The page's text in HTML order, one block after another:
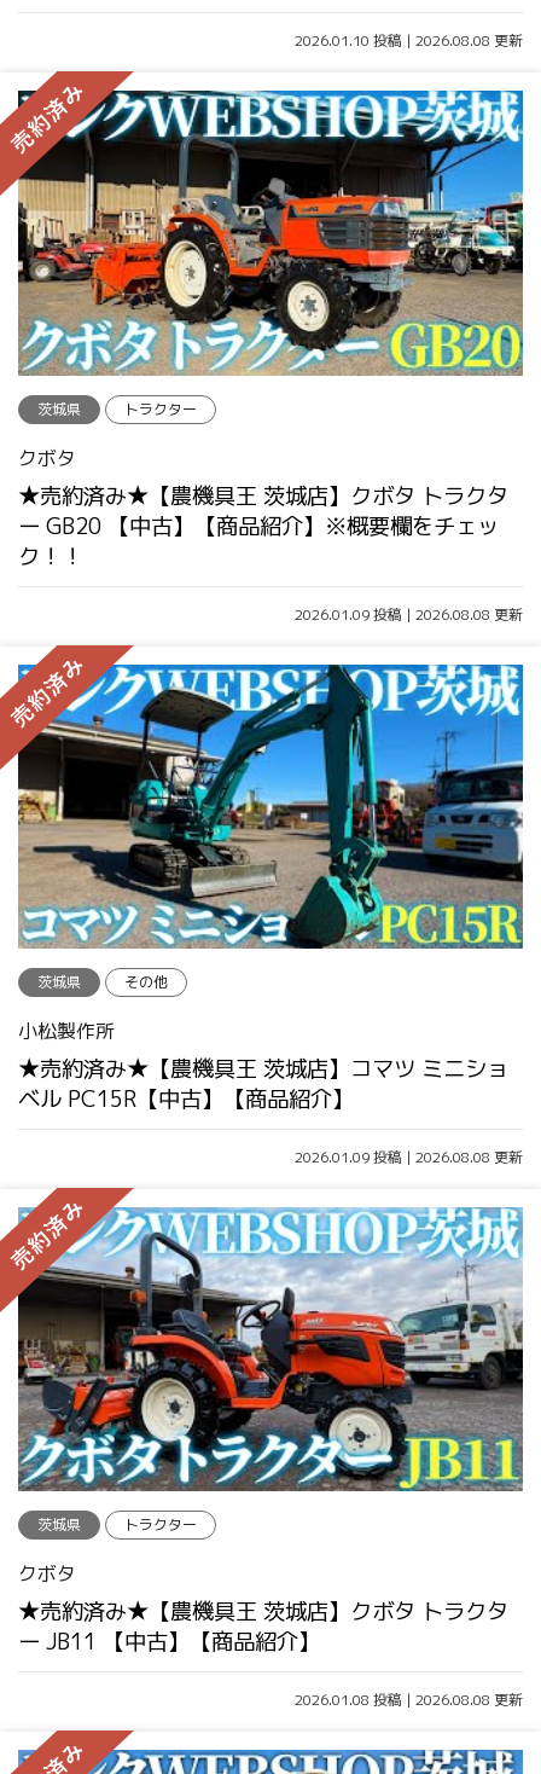
2026.01.10 投稿 | 2026.08.08 更新
茨城県 トラクター
クボタ
★売約済み★【農機具王 茨城店】クボタ トラクタ
ー GB20 【中古】【商品紹介】※概要欄をチェッ
ク！！
2026.01.09 投稿 | 2026.08.08 更新
茨城県 その他
小松製作所
★売約済み★【農機具王 茨城店】コマツ ミニショ
ベル PC15R【中古】【商品紹介】
2026.01.09 投稿 | 2026.08.08 更新
茨城県 トラクター
クボタ
★売約済み★【農機具王 茨城店】クボタ トラクタ
ー JB11 【中古】【商品紹介】
2026.01.08 投稿 | 2026.08.08 更新